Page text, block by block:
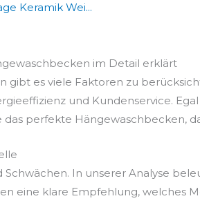
Keramik Wei...
im Detail erklärt
gibt es viele Faktoren zu
und Kundenservice.
perfekte Hängewaschbecken,
In unserer Analyse
eine klare Empfehlung, welches